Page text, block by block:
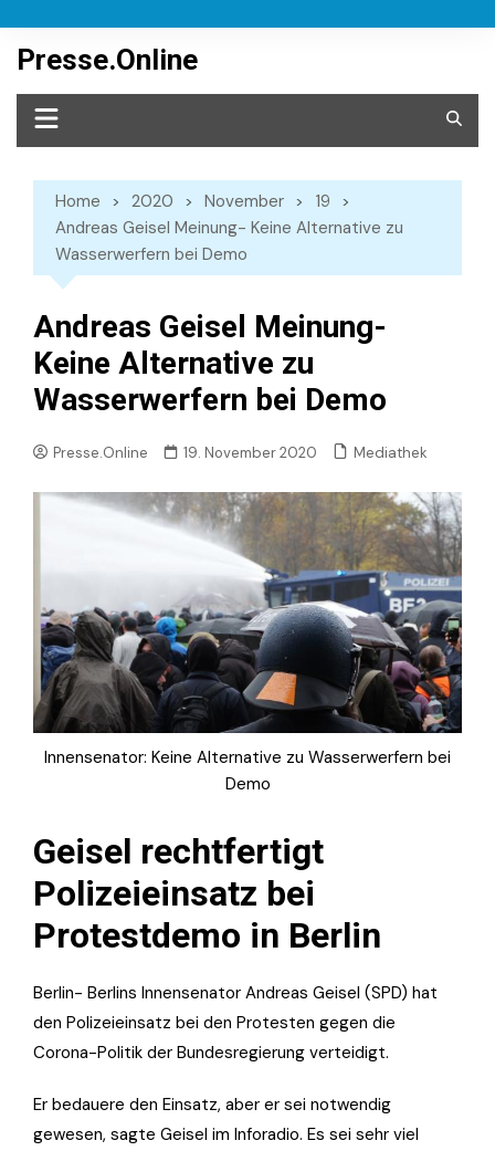
content
Presse.Online
Home 2020 November
19
Andreas Geisel Meinung- Keine Alternative zu
Wasserwerfern bei Demo
Andreas Geisel Meinung-
Keine Alternative zu
Wasserwerfern bei Demo
Presse.Online 19. November 2020 Mediathek
Innensenator: Keine Alternative zu Wasserwerfern bei
Demo
Geisel rechtfertigt
Polizeieinsatz bei
Protestdemo in Berlin
Berlin- Berlins Innensenator Andreas Geisel (SPD) hat
den Polizeieinsatz bei den Protesten gegen die
Corona-Politik der Bundesregierung verteidigt.
Er bedauere den Einsatz, aber er sei notwendig
gewesen, sagte Geisel im Inforadio. Es sei sehr viel